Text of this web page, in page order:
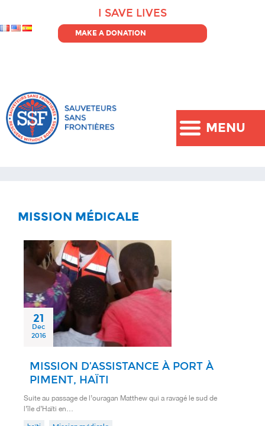
MENU
I SAVE LIVES
MAKE A DONATION
MISSION MÉDICALE
21
Dec
2016
MISSION D’ASSISTANCE À PORT À
PIMENT, HAÏTI
Suite au passage de l’ouragan Matthew qui a ravagé le sud de
l’île d’Haïti en…